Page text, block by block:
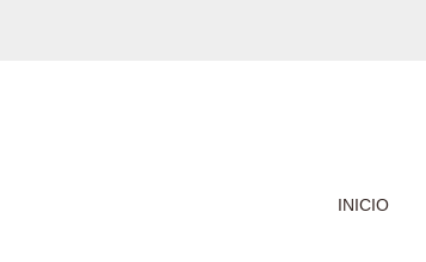
INICIO